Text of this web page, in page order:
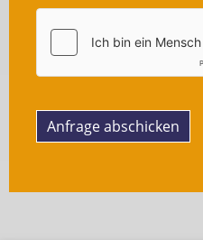
Anfrage abschicken